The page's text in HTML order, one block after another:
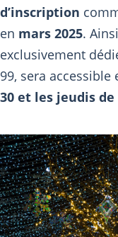
d’inscription
en mars 2025.
exclusivement
99, sera accessible
30 et les jeudis de